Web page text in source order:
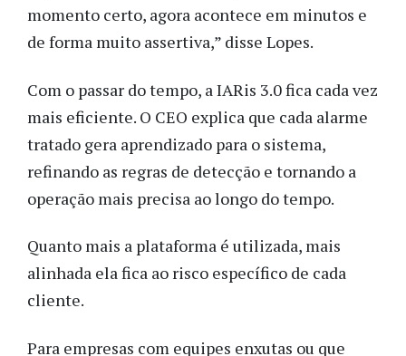
momento certo, agora acontece em minutos e
de forma muito assertiva,” disse Lopes.
Com o passar do tempo, a IARis 3.0 fica cada vez
mais eficiente. O CEO explica que cada alarme
tratado gera aprendizado para o sistema,
refinando as regras de detecção e tornando a
operação mais precisa ao longo do tempo.
Quanto mais a plataforma é utilizada, mais
alinhada ela fica ao risco específico de cada
cliente.
Para empresas com equipes enxutas ou que